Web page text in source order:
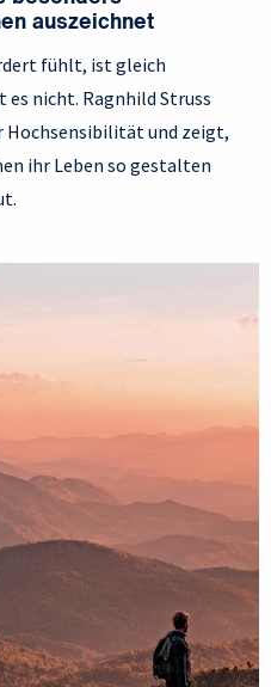
auszeichnet
fühlt, ist gleich
es nicht. Ragnhild Struss
Hochsensibilität und zeigt,
ihr Leben so gestalten